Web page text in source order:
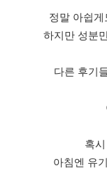
정말 아쉽
하지만 성분
다른 후기
혹
아침엔 유